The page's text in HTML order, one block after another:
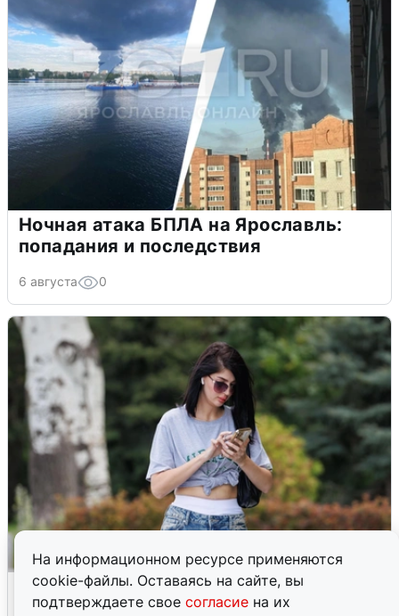
На информационном ресурсе применяются
cookie-файлы. Оставаясь на сайте, вы
подтверждаете свое согласие на их
Ночная атака БПЛА на Ярославль:
попадания и последствия
6 августа 0
Волгоградцы остались без
мобильного интернета